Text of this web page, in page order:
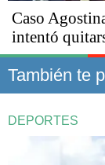
Caso
intentó
También te
DEPORTES